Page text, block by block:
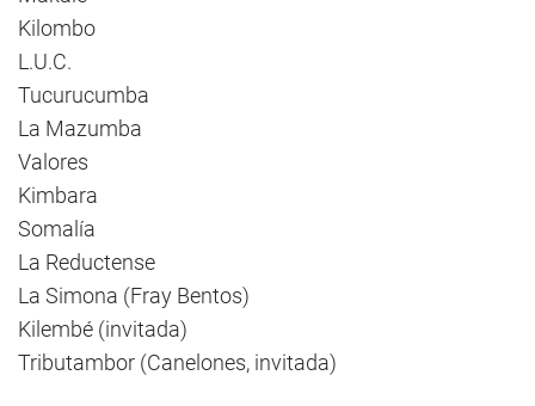
Kilombo
L.U.C.
Tucurucumba
La Mazumba
Valores
Kimbara
Somalía
La Reductense
La Simona (Fray Bentos)
Kilembé (invitada)
Tributambor (Canelones, invitada)